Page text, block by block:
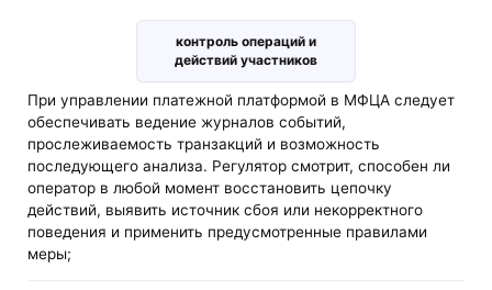
контроль операций и
действий участников
При управлении платежной платформой в МФЦА следует
обеспечивать ведение журналов событий,
прослеживаемость транзакций и возможность
последующего анализа. Регулятор смотрит, способен ли
оператор в любой момент восстановить цепочку
действий, выявить источник сбоя или некорректного
поведения и применить предусмотренные правилами
меры;